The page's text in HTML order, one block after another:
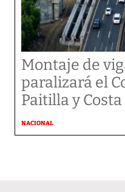
Montaje de
paralizará el
Paitilla y
NACIONAL